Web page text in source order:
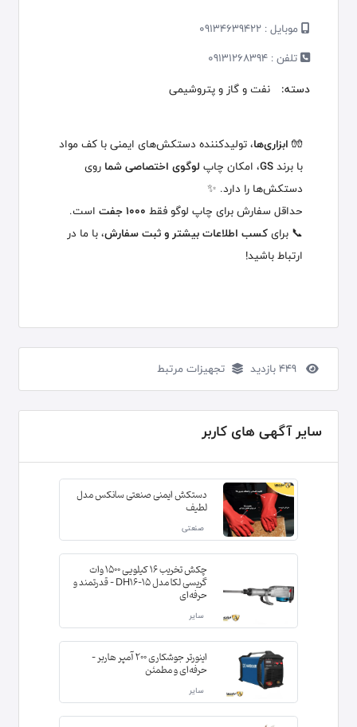
موبایل : 09134639422
تلفن : 09131268394
دسته:
نفت و گاز و پتروشیمی
🧤 ابزاری‌ها، تولیدکننده دستکش‌های ایمنی با کف مواد
با برندGS، امکان چاپ لوگوی اختصاصی شما روی
دستکش‌ها را دارد. ✨
حداقل سفارش برای چاپ لوگو فقط ۱۰۰۰ جفت
است.
📞 برایکسب اطلاعات بیشتر و ثبت سفارش، با ما در
ارتباط باشید!
تجهیزات مرتبط
سایر آگهی های کاربر
دستکش ایمنی صنعتی سانکس مدل
لطیف
صنعتی
چکش تخریب 16 کیلویی 1500 وات
گریسی لکا مدل DH16-15 – قدرتمند و
حرفه‌ای
سایر
اینورتر جوشکاری 200 آمپر هاربر –
حرفه‌ای و مطمئن
سایر